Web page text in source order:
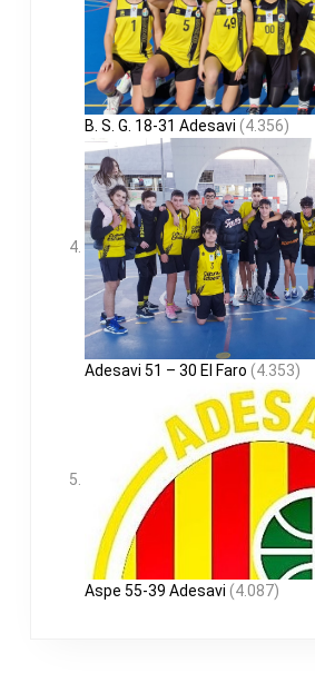
B. S. G. 18-31 Adesavi (4.356)
Adesavi 51 – 30 El Faro (4.353)
Aspe 55-39 Adesavi (4.087)